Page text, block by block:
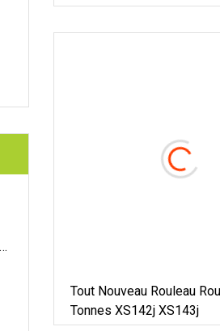
Pneumatiques
Tout Nouveau Rouleau
Tonnes XS142j XS143j